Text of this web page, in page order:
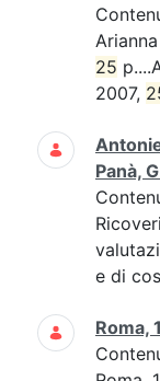
25
2007,
Panà,
e di
Roma,